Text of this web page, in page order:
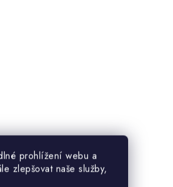
prohlížení webu a
zlepšovat naše služby,